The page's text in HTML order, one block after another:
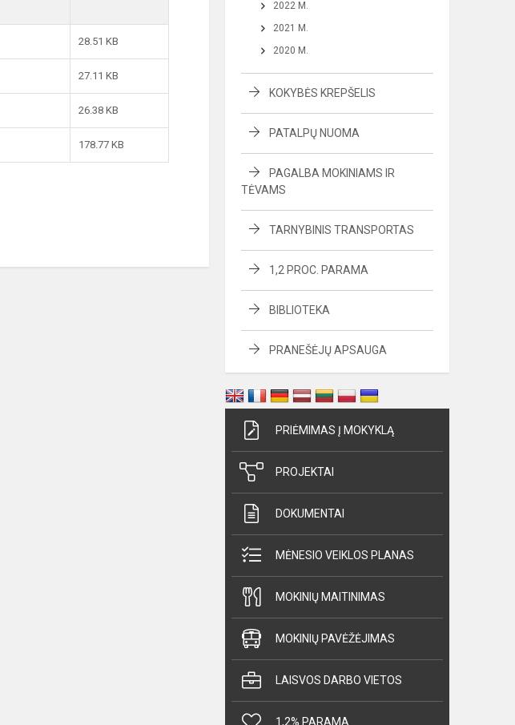
28.51 KB
27.11 KB
26.38 KB
178.77 KB
2022 M.
2021 M.
2020 M.
KOKYBĖS KREPŠELIS
PATALPŲ NUOMA
PAGALBA MOKINIAMS IR
TĖVAMS
TARNYBINIS TRANSPORTAS
1,2 PROC. PARAMA
BIBLIOTEKA
PRANEŠĖJŲ APSAUGA
PRIĖMIMAS Į MOKYKLĄ
PROJEKTAI
DOKUMENTAI
MĖNESIO VEIKLOS PLANAS
MOKINIŲ MAITINIMAS
MOKINIŲ PAVĖŽĖJIMAS
LAISVOS DARBO VIETOS
1,2% PARAMA